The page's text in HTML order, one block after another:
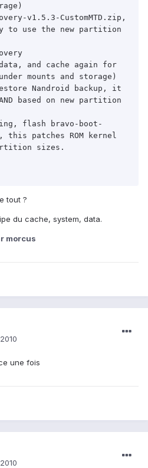
to use the new partition
mounts and storage)
based on new partition
this patches ROM kernel
sizes.
tout ?
du cache, system, data.
morcus
une fois